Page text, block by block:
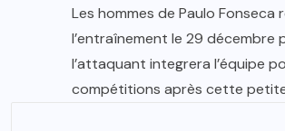
Les hommes de Paulo Fonseca
l’entraînement le 29 décembre
l’attaquant integrera l’équipe
compétitions après cette